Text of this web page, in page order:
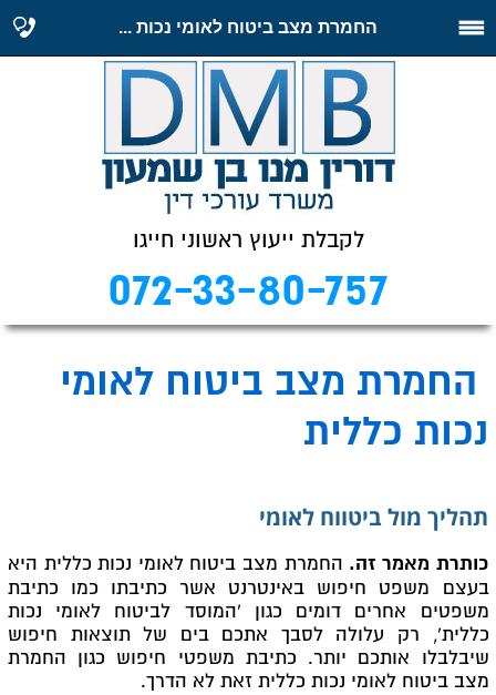
החמרת מצב ביטוח לאומי נכות ...
072-33-80-757
לקבלת ייעוץ ראשוני חייגו
תהליך מול ביטווח לאומי
כותרת מאמר זה. החמרת מצב ביטוח לאומי נכות כללית היא
בעצם משפט חיפוש באינטרנט אשר כתיבתו כמו כתיבת
משפטים אחרים דומים כגון 'המוסד לביטוח לאומי נכות
כללית', רק עלולה לסבך אתכם בים של תוצאות חיפוש
שיבלבלו אותכם יותר. כתיבת משפטי חיפוש כגון החמרת
מצב ביטוח לאומי נכות כללית זאת לא הדרך.
החמרת מצב ביטוח לאומי
נכות כללית